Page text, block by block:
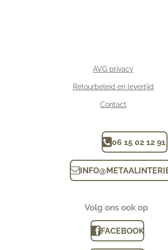
AVG privacy
Retourbeleid en levertijd
Contact
06 15 02 12 91
INFO@
Volg ons ook op
FACEBOOK